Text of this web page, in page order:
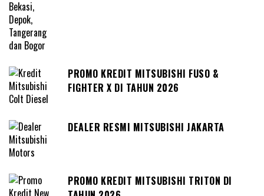
PROMO KREDIT MITSUBISHI FUSO &
FIGHTER X DI TAHUN 2026
DEALER RESMI MITSUBISHI JAKARTA
PROMO KREDIT MITSUBISHI TRITON DI